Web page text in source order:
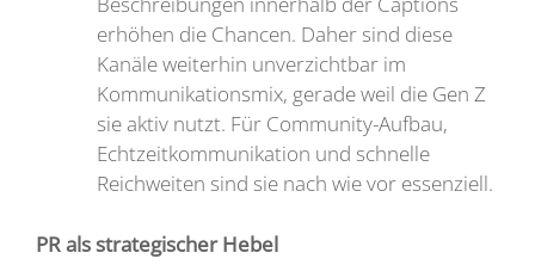
erhöhen die Chancen. Daher sind diese
Kanäle weiterhin unverzichtbar im
Kommunikationsmix, gerade weil die Gen Z
sie aktiv nutzt. Für Community-Aufbau,
Echtzeitkommunikation und schnelle
Reichweiten sind sie nach wie vor essenziell.
PR als strategischer Hebel